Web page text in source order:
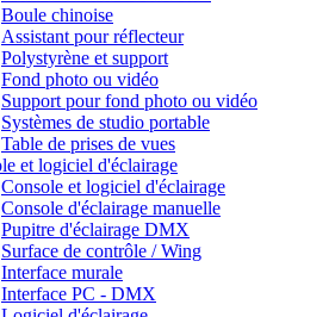
Boule chinoise
Assistant pour réflecteur
Polystyrène et support
Fond photo ou vidéo
Support pour fond photo ou vidéo
Systèmes de studio portable
Table de prises de vues
et logiciel d'éclairage
Console et logiciel d'éclairage
Console d'éclairage manuelle
Pupitre d'éclairage DMX
Surface de contrôle / Wing
Interface murale
Interface PC - DMX